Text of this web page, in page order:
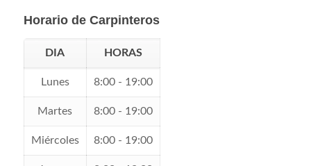
Horario de Carpinteros
DIA HORAS
Lunes 8:00 - 19:00
Martes 8:00 - 19:00
Miércoles 8:00 - 19:00